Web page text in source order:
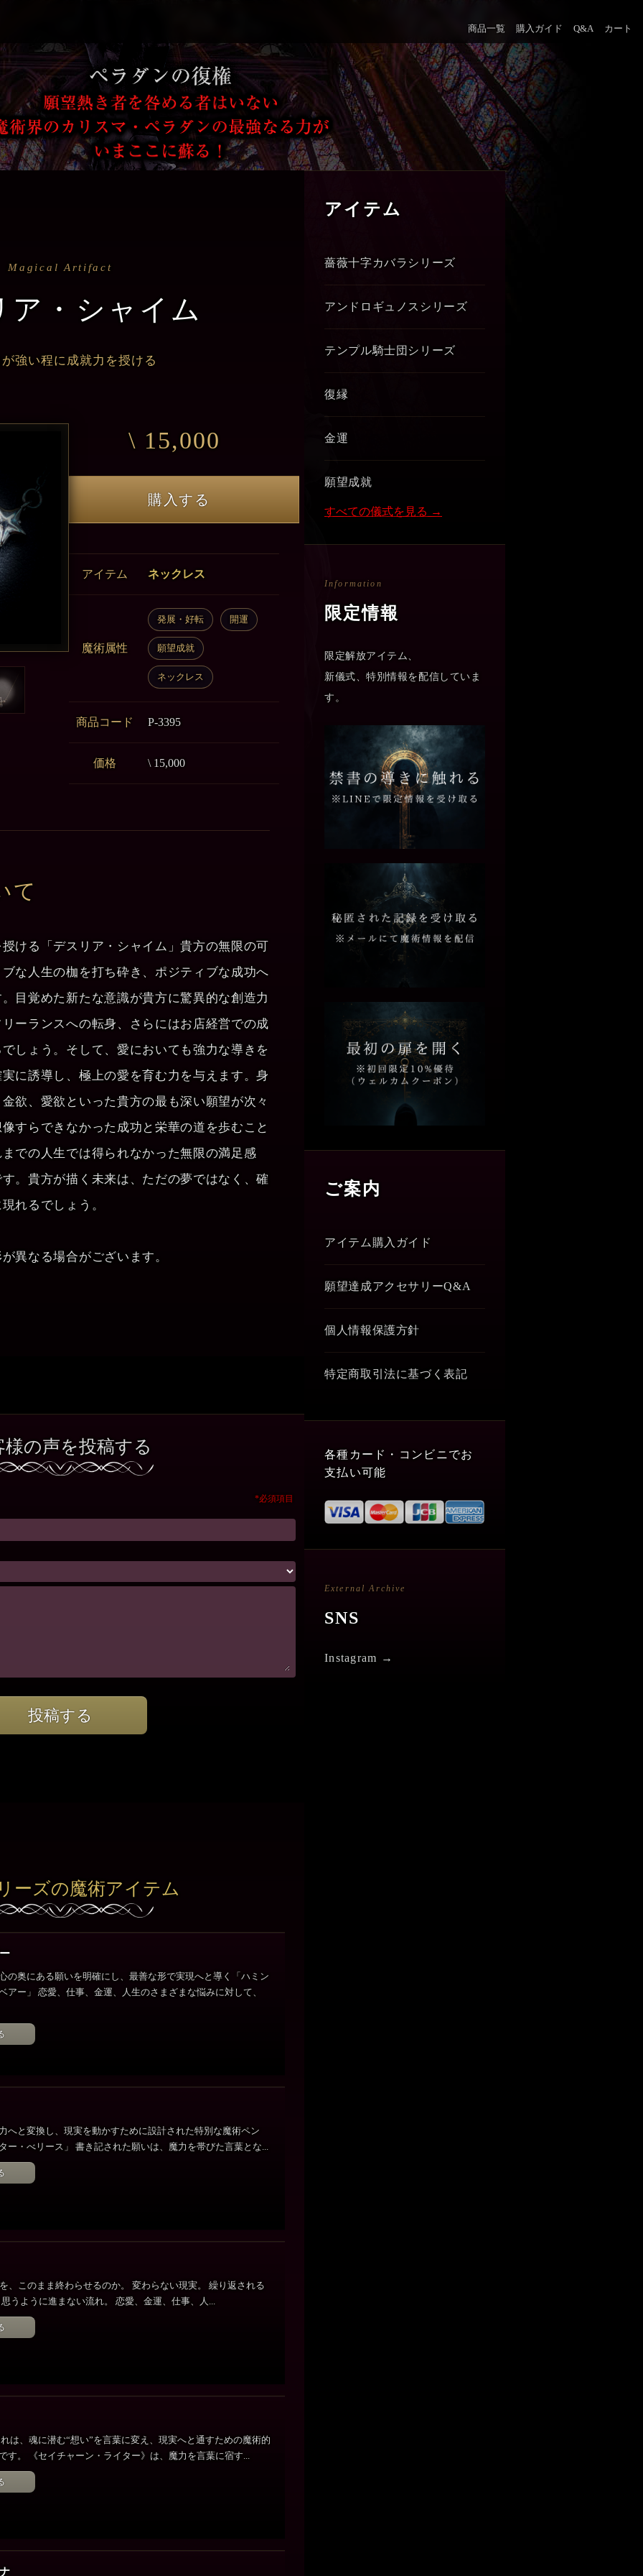
商品一覧 購入ガイド Q&A カート
Magical Artifact
ア・シャイム
強い程に成就力を授ける
\ 15,000
購入する
アイテム ネックレス
魔術属性
発展・好転 開運
願望成就
ネックレス
商品コード P-3395
価格 \ 15,000
て
ける「デスリア・シャイム」貴方の無限の可
な人生の枷を打ち砕き、ポジティブな成功へ
目覚めた新たな意識が貴方に驚異的な創造力
ーランスへの転身、さらにはお店経営での成
しょう。そして、愛においても強力な導きを
に誘導し、極上の愛を育む力を与えます。身
欲、愛欲といった貴方の最も深い願望が次々
すらできなかった成功と栄華の道を歩むこと
での人生では得られなかった無限の満足感
。貴方が描く未来は、ただの夢ではなく、確
れるでしょう。
異なる場合がございます。
様の声を投稿する
*必須項目
投稿する
ーズの魔術アイテム
ー
の奥にある願いを明確にし、最善な形で実現へと導く「ハミン
アー」 恋愛、仕事、金運、人生のさまざまな悩みに対して、
へと変換し、現実を動かすために設計された特別な魔術ペン
ー・べリース」 書き記された願いは、魔力を帯びた言葉とな...
、このまま終わらせるのか。 変わらない現実。 繰り返される
うように進まない流れ。 恋愛、金運、仕事、人...
は、魂に潜む“想い”を言葉に変え、現実へと通すための魔術的
す。 《セイチャーン・ライター》は、魔力を言葉に宿す...
ナ
アイテム
薔薇十字カバラシリーズ
アンドロギュノスシリーズ
テンプル騎士団シリーズ
復縁
金運
願望成就
すべての儀式を見る →
Information
限定情報
限定解放アイテム、
新儀式、特別情報を配信していま
す。
ご案内
アイテム購入ガイド
願望達成アクセサリーQ&A
個人情報保護方針
特定商取引法に基づく表記
各種カード・コンビニでお
支払い可能
External Archive
SNS
Instagram →